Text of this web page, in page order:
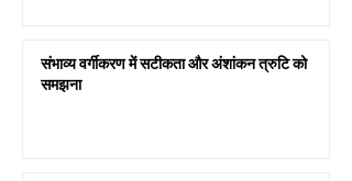
संभाव्य वर्गीकरण में सटीकता और अंशांकन त्रुटि को
समझना